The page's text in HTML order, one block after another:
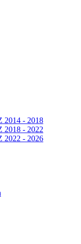
2014 - 2018
2018 - 2022
2022 - 2026